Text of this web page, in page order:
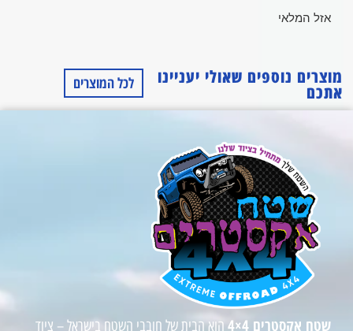
אזל המלאי
מוצרים נוספים שאולי יעניינו
אתכם לכל המוצרים
שטח אקסטרים 4×4 הוא הבית של חובבי השטח בישראל – ציוד